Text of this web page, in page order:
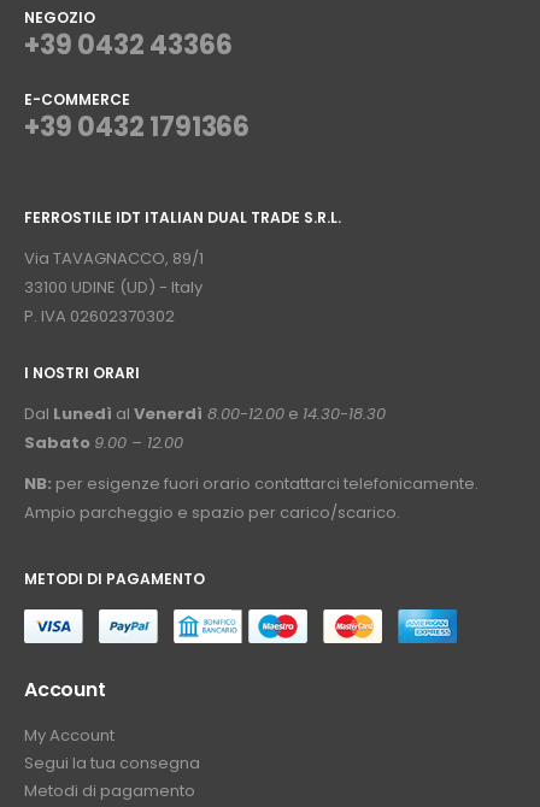
NEGOZIO
+39 0432 43366
E-COMMERCE
+39 0432 1791366
FERROSTILE IDT ITALIAN DUAL TRADE S.R.L.
Via TAVAGNACCO, 89/1
33100 UDINE (UD) - Italy
P. IVA 02602370302
I NOSTRI ORARI
Dal Lunedì al Venerdì 8.00-12.00 e 14.30-18.30
Sabato 9.00 – 12.00
NB: per esigenze fuori orario contattarci telefonicamente.
Ampio parcheggio e spazio per carico/scarico.
METODI DI PAGAMENTO
Account
My Account
Segui la tua consegna
Metodi di pagamento